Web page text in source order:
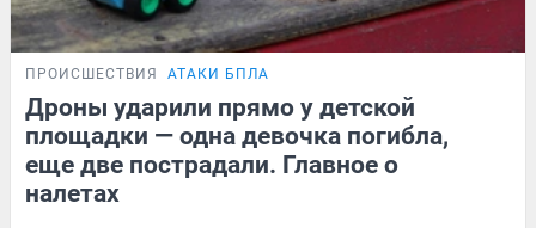
ПРОИСШЕСТВИЯ АТАКИ БПЛА
Дроны ударили прямо у детской
площадки — одна девочка погибла,
еще две пострадали. Главное о
налетах